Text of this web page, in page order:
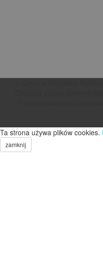
Ta strona używa plików cookies.
zamknij